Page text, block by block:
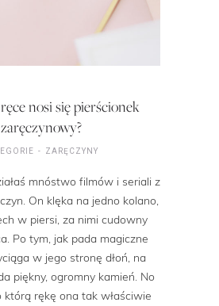
nosi się pierścionek
zaręczynowy?
ZARĘCZYNY
mnóstwo filmów i seriali z
On klęka na jedno kolano,
w piersi, za nimi cudowny
Po tym, jak pada magiczne
w jego stronę dłoń, na
piękny, ogromny kamień. No
którą rękę ona tak właściwie